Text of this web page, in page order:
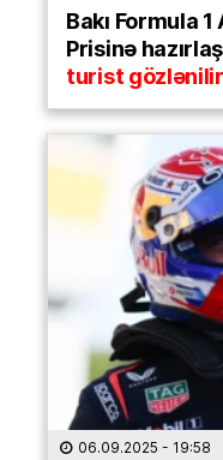
Bakı Formula
Prisinə
turist gözlənilir
06.09.2025 - 19:58